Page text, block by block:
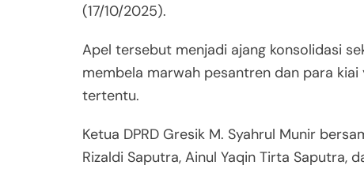
(17/10/2025).
Apel tersebut menjadi ajang konsolidasi
membela marwah pesantren dan para
tertentu.
Ketua DPRD Gresik M. Syahrul Munir
Rizaldi Saputra, Ainul Yaqin Tirta Saputra,